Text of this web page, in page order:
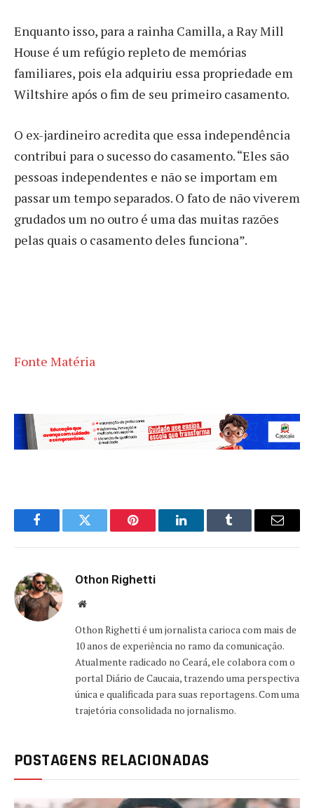
Enquanto isso, para a rainha Camilla, a Ray Mill
House é um refúgio repleto de memórias
familiares, pois ela adquiriu essa propriedade em
Wiltshire após o fim de seu primeiro casamento.
O ex-jardineiro acredita que essa independência
contribui para o sucesso do casamento. “Eles são
pessoas independentes e não se importam em
passar um tempo separados. O fato de não viverem
grudados um no outro é uma das muitas razões
pelas quais o casamento deles funciona”.
Fonte Matéria
FacebookTwitter Pinterest LinkedInTumblr Email
Othon Righetti
Website
Othon Righetti é um jornalista carioca com mais de
10 anos de experiência no ramo da comunicação.
Atualmente radicado no Ceará, ele colabora com o
portal Diário de Caucaia, trazendo uma perspectiva
única e qualificada para suas reportagens. Com uma
trajetória consolidada no jornalismo.
POSTAGENS RELACIONADAS